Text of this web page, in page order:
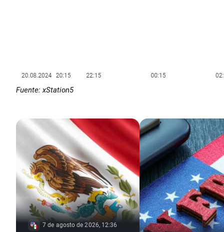
Fuente: xStation5
7 de agosto de 2026, 12:36